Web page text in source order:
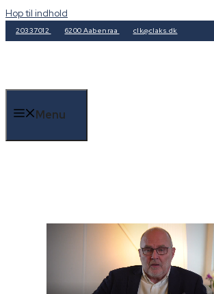
Hop til indhold
20337012 6200 Aabenraa clk@claks.dk
Menu